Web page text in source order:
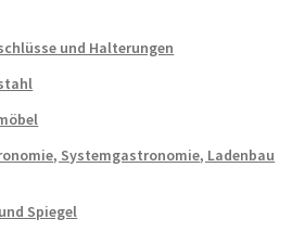
und Halterungen
Systemgastronomie, Ladenbau
Spiegel